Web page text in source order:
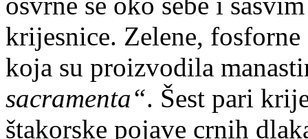
krijesnice. Zelene,
koja su proizvodila
sacramenta“. Šest pari
štakorske pojave crnih